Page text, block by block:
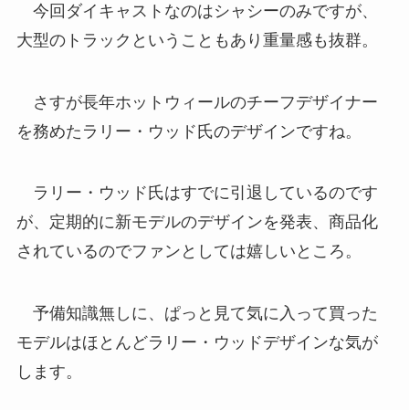
今回ダイキャストなのはシャシーのみですが、
大型のトラックということもあり重量感も抜群。
さすが長年ホットウィールのチーフデザイナー
を務めたラリー・ウッド氏のデザインですね。
ラリー・ウッド氏はすでに引退しているのです
が、定期的に新モデルのデザインを発表、商品化
されているのでファンとしては嬉しいところ。
予備知識無しに、ぱっと見て気に入って買った
モデルはほとんどラリー・ウッドデザインな気が
します。